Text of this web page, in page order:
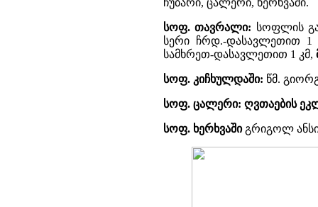
ჩუბარი, ცალერი, ხერხვაში.
სოფ. თავრალი: სოფლის
სერი ჩრდ.-დასავლეთით
სამხრეთ-დასავლეთით 1 კმ,
სოფ. კიჩხულდაში: წმ.
სოფ. ცალერი: ღვთაების
სოფ. ხერხვაშიგრიგოლ